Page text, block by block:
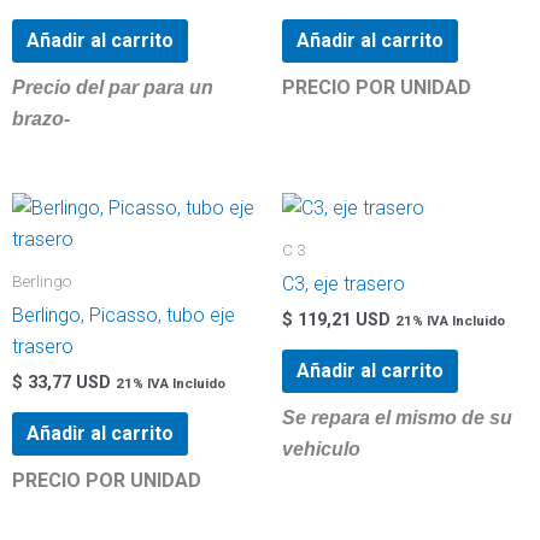
Añadir al carrito
Precio del par para un
brazo-
Añadir al carrito
PRECIO POR UNIDAD
Berlingo
Berlingo, Picasso, tubo eje
trasero
$ 33,77 USD 21% IVA Incluido
Añadir al carrito
PRECIO POR UNIDAD
C 3
C3, eje trasero
$ 119,21 USD 21% IVA Incluido
Añadir al carrito
Se repara el mismo de su
vehiculo